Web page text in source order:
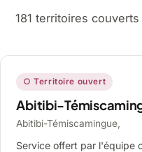
181 territoires
○ Territoire ouvert
Abitibi-
Abitibi-Témiscamingue,
Service offert par l'équipe